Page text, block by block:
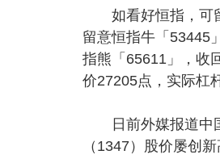
如看好恒指，可留
留意恒指牛「53445
指熊「65611」，收
价27205点，实际杠
日前外媒报道中国
（1347）股价屡创